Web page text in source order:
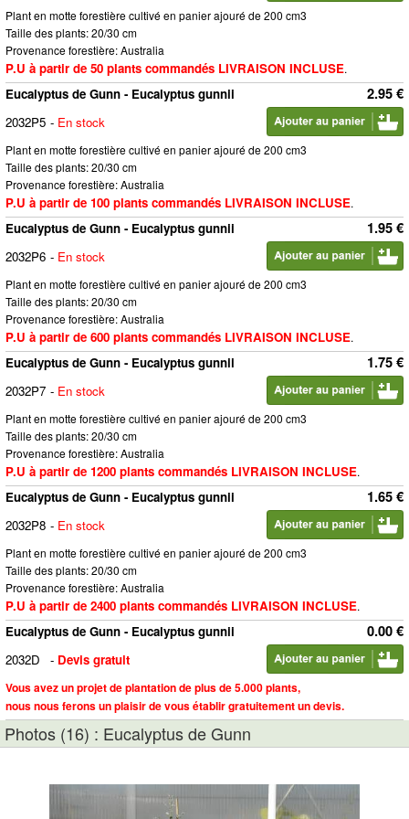
Plant en motte forestière cultivé en panier ajouré de 200 cm3
Taille des plants: 20/30 cm
Provenance forestière: Australia
P.U à partir de 50 plants commandés LIVRAISON INCLUSE.
2.95 €
Eucalyptus de Gunn - Eucalyptus gunnii
2032P5 - En stock
Plant en motte forestière cultivé en panier ajouré de 200 cm3
Taille des plants: 20/30 cm
Provenance forestière: Australia
P.U à partir de 100 plants commandés LIVRAISON INCLUSE.
1.95 €
Eucalyptus de Gunn - Eucalyptus gunnii
2032P6 - En stock
Plant en motte forestière cultivé en panier ajouré de 200 cm3
Taille des plants: 20/30 cm
Provenance forestière: Australia
P.U à partir de 600 plants commandés LIVRAISON INCLUSE.
1.75 €
Eucalyptus de Gunn - Eucalyptus gunnii
2032P7 - En stock
Plant en motte forestière cultivé en panier ajouré de 200 cm3
Taille des plants: 20/30 cm
Provenance forestière: Australia
P.U à partir de 1200 plants commandés LIVRAISON INCLUSE.
1.65 €
Eucalyptus de Gunn - Eucalyptus gunnii
2032P8 - En stock
Plant en motte forestière cultivé en panier ajouré de 200 cm3
Taille des plants: 20/30 cm
Provenance forestière: Australia
P.U à partir de 2400 plants commandés LIVRAISON INCLUSE.
0.00 €
Eucalyptus de Gunn - Eucalyptus gunnii
2032D
- Devis gratuit
Vous avez un projet de plantation de plus de 5.000 plants,
nous nous ferons un plaisir de vous établir gratuitement un devis.
Photos (16) : Eucalyptus de Gunn